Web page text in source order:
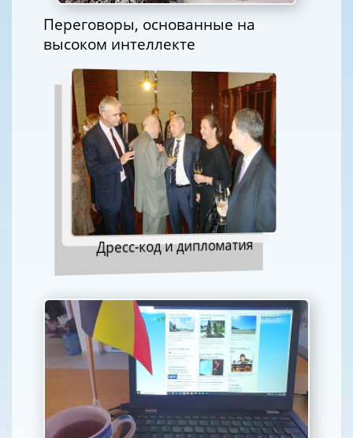
Переговоры, основанные на
высоком интеллекте
Дресс-код и дипломатия